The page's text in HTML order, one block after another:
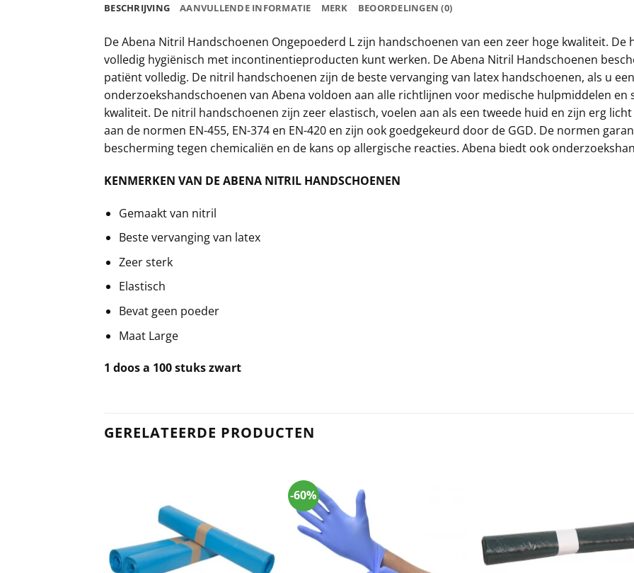
BESCHRIJVING AANVULLENDE INFORMATIE MERK BEOORDELINGEN (0)
De Abena Nitril Handschoenen Ongepoederd L zijn handschoenen van een zeer hoge kwaliteit.
volledig hygiënisch met incontinentieproducten kunt werken. De Abena Nitril Handschoenen
patiënt volledig. De nitril handschoenen zijn de beste vervanging van latex handschoenen, als u
onderzoekshandschoenen van Abena voldoen aan alle richtlijnen voor medische hulpmiddelen
kwaliteit. De nitril handschoenen zijn zeer elastisch, voelen aan als een tweede huid en zijn erg
aan de normen EN-455, EN-374 en EN-420 en zijn ook goedgekeurd door de GGD. De normen
bescherming tegen chemicaliën en de kans op allergische reacties. Abena biedt ook
KENMERKEN VAN DE ABENA NITRIL HANDSCHOENEN
Gemaakt van nitril
Beste vervanging van latex
Zeer sterk
Elastisch
Bevat geen poeder
Maat Large
1 doos a 100 stuks zwart
GERELATEERDE PRODUCTEN
-60%